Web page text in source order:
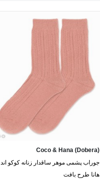
Coco & Hana (Dobera)
جوراب پشمی موهر ساقدار زنانه کوکو اند
هانا طرح بافت